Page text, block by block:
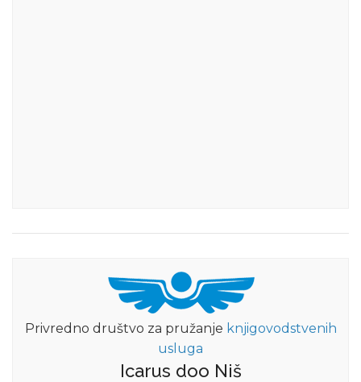
Privredno društvo za pružanje knjigovodstvenih
usluga
Icarus doo Niš